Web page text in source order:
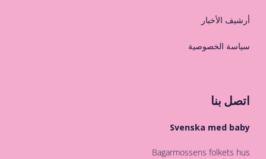
أرشيف الأخبار
سياسة الخصوصية
اتصل بنا
Svenska med baby
Bagarmossens folkets hus